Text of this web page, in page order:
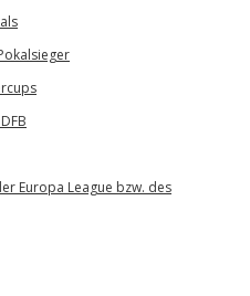
Europa League bzw. des